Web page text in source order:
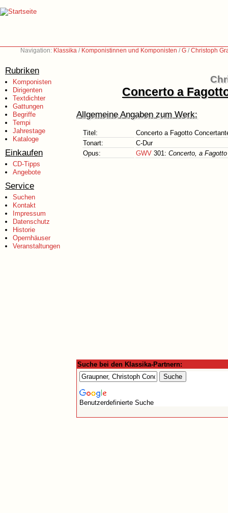
Navigation: Klassika / Komponistinnen und Komponisten /G /Christoph
Rubriken
Komponisten
Dirigenten
Textdichter
Gattungen
Begriffe
Tempi
Jahrestage
Kataloge
Einkaufen
CD-Tipps
Angebote
Service
Suchen
Kontakt
Impressum
Datenschutz
Historie
Opernhäuser
Veranstaltungen
Concerto a
Allgemeine Angaben zum Werk:
Titel:
Concerto a Fagotto
Tonart:
C-Dur
Opus:
GWV 301: Concerto, a
Suche bei den Klassika-Partnern:
Benutzerdefinierte Suche